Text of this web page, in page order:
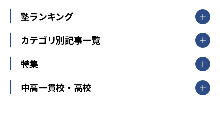
関東
東京都
神奈川県
茨城県
栃木県
群馬県
新潟県
中部
愛知県
静岡県
長野県
東京個別指導学院
明光義塾
個別教室のトライ
武田塾
個別指導
オンライン指導
塾ランキング
中学受験ランキング
カテゴリ別記事一覧
中学受験
大学受験
特集
開成番長直伝！子どもの受験を成功させる方法
中高一貫校・高校